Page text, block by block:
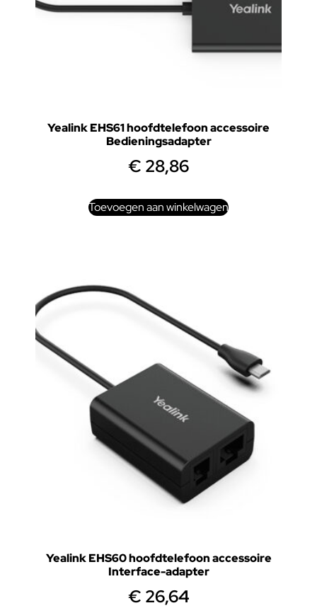
Yealink EHS61 hoofdtelefoon accessoire
Bedieningsadapter
€ 28,86
Toevoegen aan winkelwagen
Yealink EHS60 hoofdtelefoon accessoire
Interface-adapter
€ 26,64